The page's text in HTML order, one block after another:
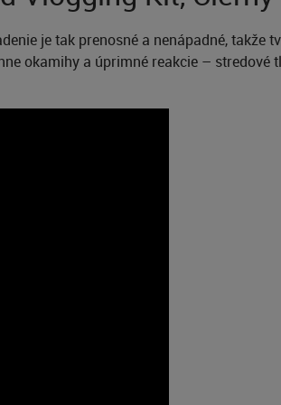
je tak prenosné a nenápadné,
okamihy a úprimné reakcie –